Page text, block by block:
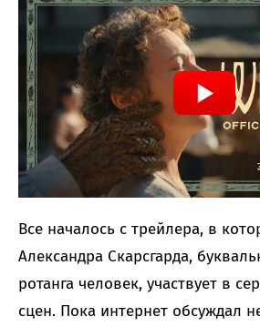
Все началось с трейлера, в
Александра Скарсгарда,
ротанга человек, участвует в
сцен. Пока интернет обсуждал